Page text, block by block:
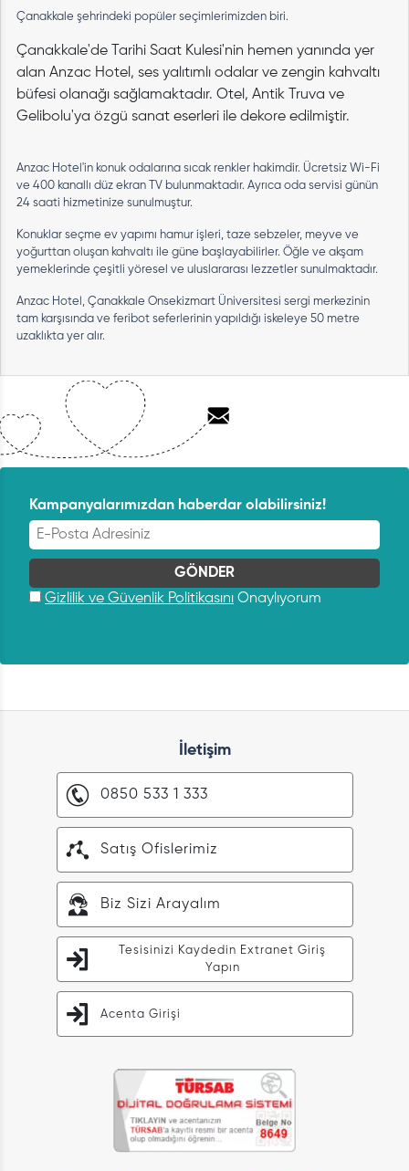
Çanakkale şehrindeki popüler seçimlerimizden biri.
Çanakkale'de Tarihi Saat Kulesi'nin hemen yanında yer
alan Anzac Hotel, ses yalıtımlı odalar ve zengin kahvaltı
büfesi olanağı sağlamaktadır. Otel, Antik Truva ve
Gelibolu'ya özgü sanat eserleri ile dekore edilmiştir.
Anzac Hotel'in konuk odalarına sıcak renkler hakimdir. Ücretsiz Wi-Fi
ve 400 kanallı düz ekran TV bulunmaktadır. Ayrıca oda servisi günün
24 saati hizmetinize sunulmuştur.
Konuklar seçme ev yapımı hamur işleri, taze sebzeler, meyve ve
yoğurttan oluşan kahvaltı ile güne başlayabilirler. Öğle ve akşam
yemeklerinde çeşitli yöresel ve uluslararası lezzetler sunulmaktadır.
Anzac Hotel, Çanakkale Onsekizmart Üniversitesi sergi merkezinin
tam karşısında ve feribot seferlerinin yapıldığı iskeleye 50 metre
uzaklıkta yer alır.
Kampanyalarımızdan haberdar olabilirsiniz!
Gizlilik ve Güvenlik Politikasını Onaylıyorum
İletişim
0850 533 1 333
Satış Ofislerimiz
Biz Sizi Arayalım
Tesisinizi Kaydedin Extranet Giriş
Yapın
Acenta Girişi